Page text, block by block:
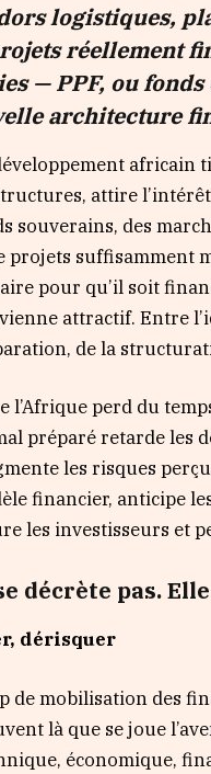
logistiques,
réellement
— PPF, ou
architecture
attire
souverains, des
projets suffisamment
pour qu’il soit
attractif. Entre
de la
l’Afrique perd du
préparé retarde les
les risques
financier, anticipe
les investisseurs et
décrète pas.
dérisquer
de mobilisation des
là que se joue
économique,